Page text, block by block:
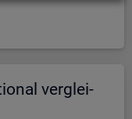
ver­glei­